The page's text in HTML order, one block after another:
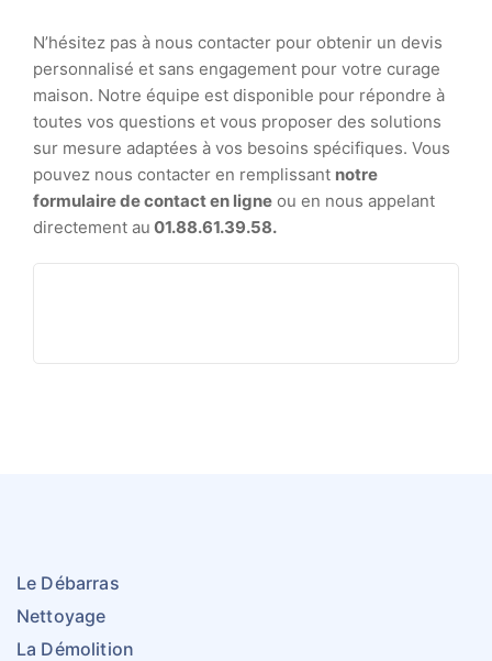
N’hésitez pas à nous contacter pour obtenir un devis
personnalisé et sans engagement pour votre curage
maison. Notre équipe est disponible pour répondre à
toutes vos questions et vous proposer des solutions
sur mesure adaptées à vos besoins spécifiques. Vous
pouvez nous contacter en remplissant notre
formulaire de contact en ligne ou en nous appelant
directement au 01.88.61.39.58.
Le Débarras
Nettoyage
La Démolition